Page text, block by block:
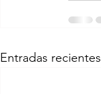
Entradas recientes